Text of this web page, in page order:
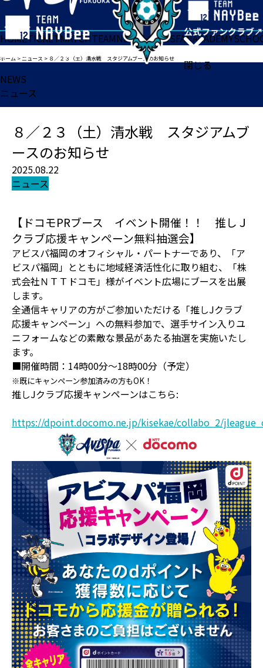
閉じる
HOMETICKETMATCHTEAMNEWSGOODSFANACADEMY
ホーム >ニュース > ８／２３（土）清水戦 スタジアムブースのお知らせ
NEWS
ニュース
８／２３（土）清水戦 スタジアムブ
ースのお知らせ
2025.08.22
ニュース
【ドコモPRブース イベント開催！！ 推しＪ
クラブ応援キャンペーン無料抽選会】
アビスパ福岡のオフィシャル・パートナーであり、「ア
ビスパ福岡」とともに地域経済活性化に取り組む、「株
式会社ＮＴＴドコモ」様がイベント広場にブースを出展
します。
全通信キャリアの方がご参加いただける「推しJクラブ
応援キャンペーン」への無料参加で、選手サイン入りユ
ニフォームなどの素敵な景品があたる抽選を実施いたし
ます。
■開催時間：14時00分～18時00分（予定）
※既にキャンペーン参加済みの方もOK！
推しJクラブ応援キャンペーンはこちら:
https://dpoint.docomo.ne.jp/kisekae/collabo_2/